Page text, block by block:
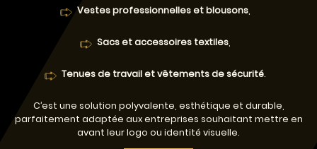
Vestes professionnelles et blousons,
Sacs et accessoires textiles,
Tenues de travail et vêtements de sécurité.
C’est une solution polyvalente, esthétique et durable,
parfaitement adaptée aux entreprises souhaitant mettre en
avant leur logo ou identité visuelle.